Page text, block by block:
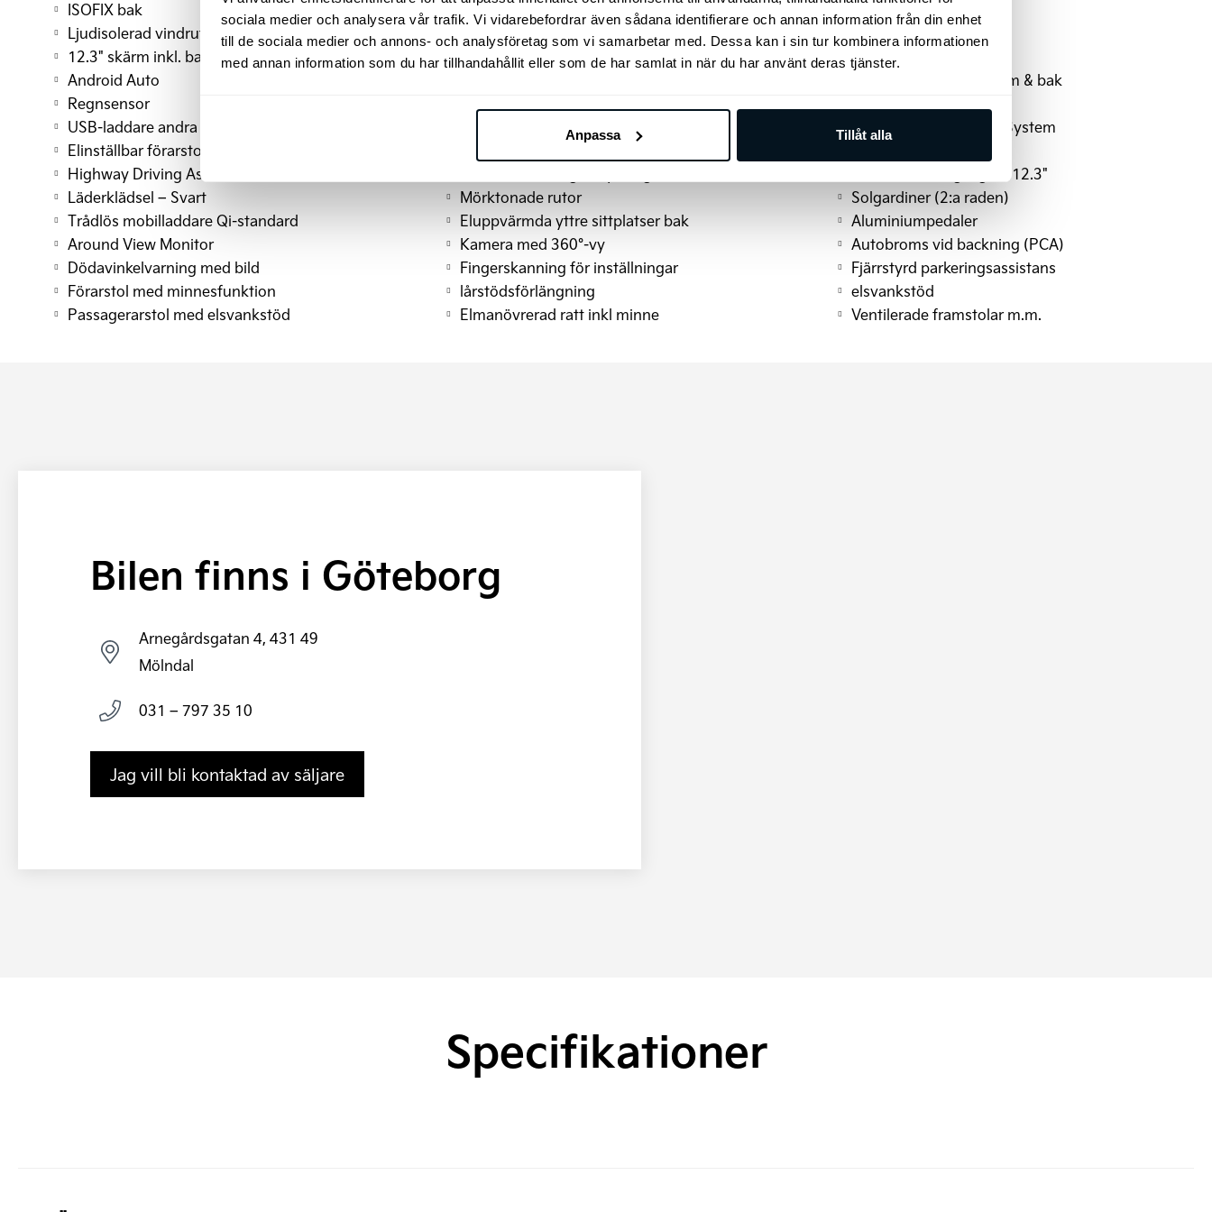
sociala medier och analysera vår trafik. Vi vidarebefordrar även sådana identifierare och annan information från din enhet
till de sociala medier och annons- och analysföretag som vi samarbetar med. Dessa kan i sin tur kombinera informationen
med annan information som du har tillhandahållit eller som de har samlat in när du har använt deras tjänster.
Anpassa Tillåt alla
ISOFIX bak
Kia-Connect
LED-strålkastare
Ljudisolerad vindruta
Eluppvärmd ratt
eluppvärmbar
12.3" skärm inkl. backkamera
DAB-Radio
Apple CarPlay
Android Auto
Parkeringssensorer fram & bak
Regnsensor
USB-laddare andra sätesraden
Automatisk nivåreglering bak
Bose Premium Sound System
Elinställbar förarstol
Highway Driving Assist (HDA 2.0)
Instrumentering digital 12.3"
Läderklädsel – Svart
Mörktonade rutor
Solgardiner (2:a raden)
Trådlös mobilladdare Qi-standard
Eluppvärmda yttre sittplatser bak
Aluminiumpedaler
Around View Monitor
Kamera med 360°-vy
Autobroms vid backning (PCA)
Dödavinkelvarning med bild
Fingerskanning för inställningar
Fjärrstyrd parkeringsassistans
Förarstol med minnesfunktion
lårstödsförlängning
elsvankstöd
Passagerarstol med elsvankstöd
Elmanövrerad ratt inkl minne Ventilerade framstolar m.m.
Bilen finns i Göteborg
Arnegårdsgatan 4, 431 49
Mölndal
031 – 797 35 10
Jag vill bli kontaktad av säljare
Specifikationer